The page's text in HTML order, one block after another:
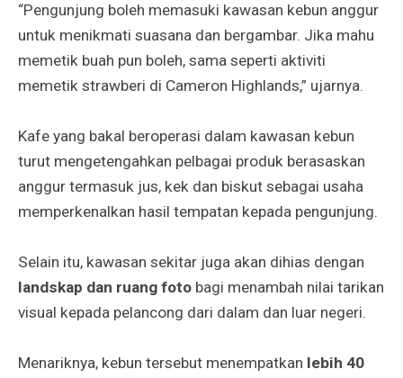
“Pengunjung boleh memasuki kawasan kebun anggur
untuk menikmati suasana dan bergambar. Jika mahu
memetik buah pun boleh, sama seperti aktiviti
memetik strawberi di Cameron Highlands,” ujarnya.
Kafe yang bakal beroperasi dalam kawasan kebun
turut mengetengahkan pelbagai produk berasaskan
anggur termasuk jus, kek dan biskut sebagai usaha
memperkenalkan hasil tempatan kepada pengunjung.
Selain itu, kawasan sekitar juga akan dihias dengan
landskap dan ruang foto bagi menambah nilai tarikan
visual kepada pelancong dari dalam dan luar negeri.
Menariknya, kebun tersebut menempatkan lebih 40